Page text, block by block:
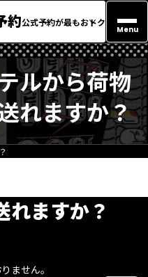
約公式予約が最もおトク
Menu
ルから荷物
れますか？
れますか？
ません。